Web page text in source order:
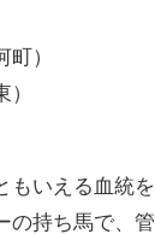
）
もいえる血統
の持ち馬で、